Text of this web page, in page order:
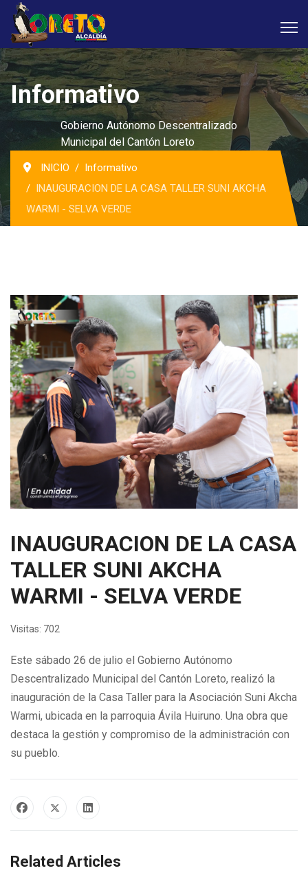
Informativo
Gobierno Autónomo Descentralizado
Municipal del Cantón Loreto
INICIO
Informativo
INAUGURACION DE LA CASA TALLER SUNI AKCHA
WARMI - SELVA VERDE
INAUGURACION DE LA CASA
TALLER SUNI AKCHA
WARMI - SELVA VERDE
Visitas: 702
Este sábado 26 de julio el Gobierno Autónomo
Descentralizado Municipal del Cantón Loreto, realizó la
inauguración de la Casa Taller para la Asociación Suni Akcha
Warmi, ubicada en la parroquia Ávila Huiruno. Una obra que
destaca la gestión y compromiso de la administración con
su pueblo.
Related Articles